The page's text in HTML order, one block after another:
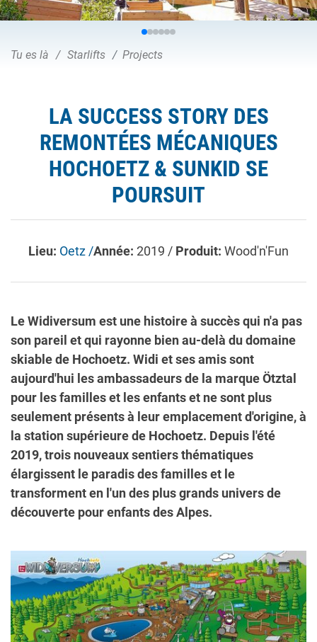
Tu es là Starlifts Projects
LA SUCCESS STORY DES
REMONTÉES MÉCANIQUES
HOCHOETZ & SUNKID SE
POURSUIT
Lieu: Oetz /Année: 2019 / Produit: Wood'n'Fun
Le Widiversum est une histoire à succès qui n'a pas
son pareil et qui rayonne bien au-delà du domaine
skiable de Hochoetz. Widi et ses amis sont
aujourd'hui les ambassadeurs de la marque Ötztal
pour les familles et les enfants et ne sont plus
seulement présents à leur emplacement d'origine, à
la station supérieure de Hochoetz. Depuis l'été
2019, trois nouveaux sentiers thématiques
élargissent le paradis des familles et le
transforment en l'un des plus grands univers de
découverte pour enfants des Alpes.